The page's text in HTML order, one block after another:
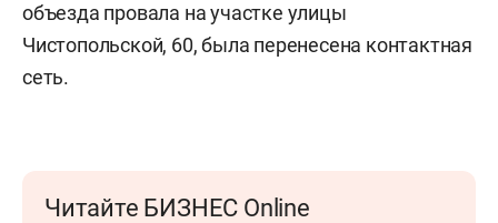
объезда провала на участке улицы
Чистопольской, 60, была перенесена контактная
сеть.
Читайте БИЗНЕС Online